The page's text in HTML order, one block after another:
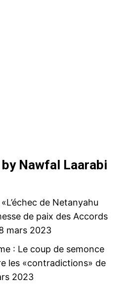
Nawfal Laarabi
de Netanyahu
de paix des Accords
mars 2023
: Le coup de semonce
les «contradictions» de
2023